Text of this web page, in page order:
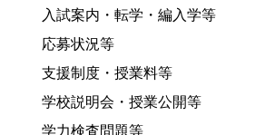
入試案内・転学・編入学等
応募状況等
支援制度・授業料等
学校説明会・授業公開等
学力検査問題等